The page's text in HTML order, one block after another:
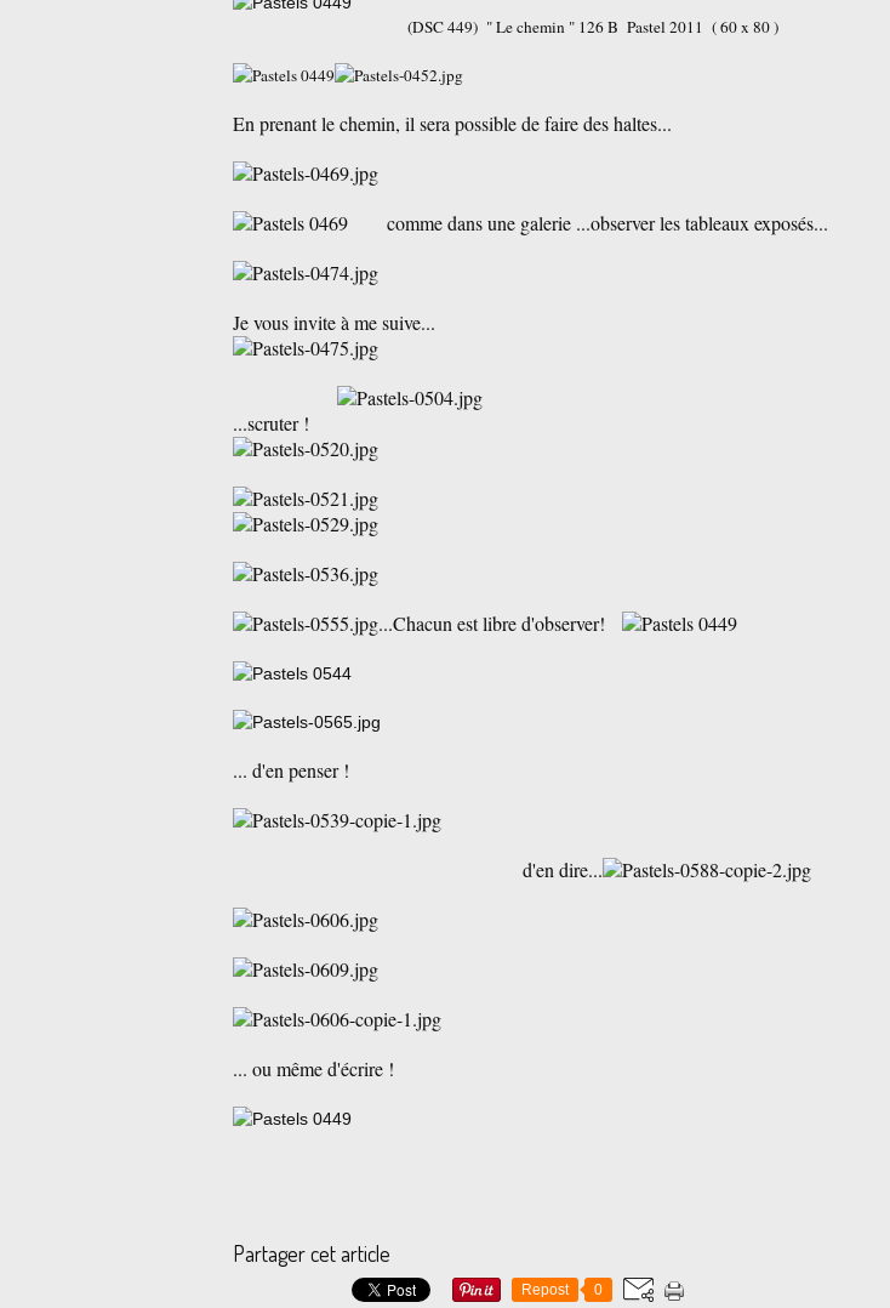
(DSC 449) " Le chemin " 126 B Pastel 2011 ( 60 x 80 )
En prenant le chemin, il sera possible de faire des haltes...
comme dans une galerie ...observer les tableaux exposés...
Je vous invite à me suive...
...scruter !
...Chacun est libre d'observer!
... d'en penser !
d'en dire...
... ou même d'écrire !
Partager cet article
Repost 0